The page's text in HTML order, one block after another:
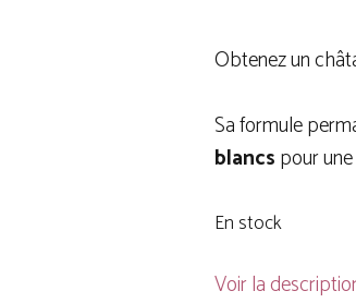
Obtenez un
Sa formule
blancspour
En stock
Voir la